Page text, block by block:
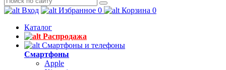
Вход Избранное 0 Корзина 0
Каталог
Распродажа
Смартфоны и телефоны
Смартфоны
Apple